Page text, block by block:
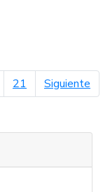
21 Siguiente